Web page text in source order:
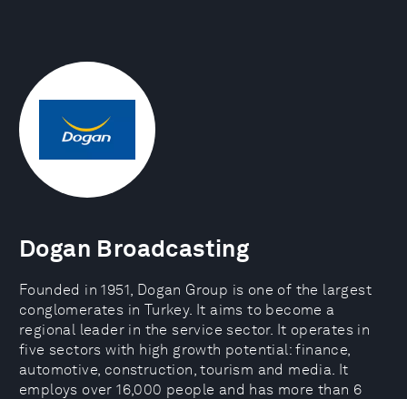
Dogan Broadcasting
Founded in 1951, Dogan Group is one of the largest
conglomerates in Turkey. It aims to become a
regional leader in the service sector. It operates in
five sectors with high growth potential: finance,
automotive, construction, tourism and media. It
employs over 16,000 people and has more than 6